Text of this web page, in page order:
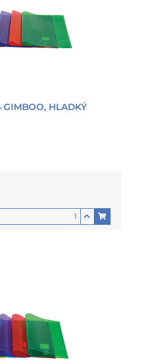
GIMBOO, HLADKÝ